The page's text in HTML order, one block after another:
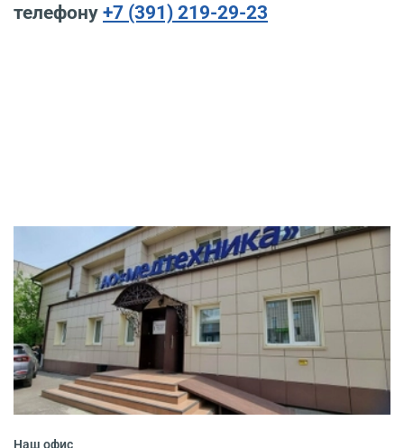
телефону +7 (391) 219-29-23